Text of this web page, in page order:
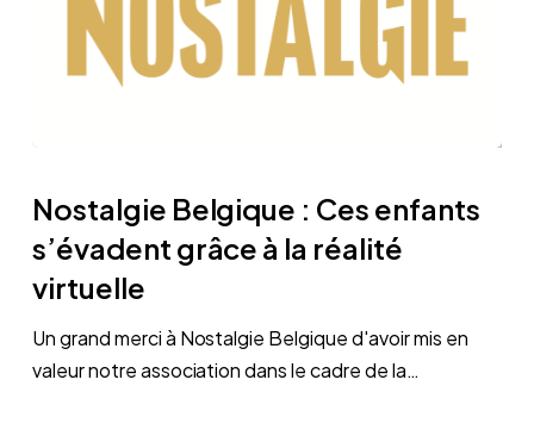
Belgique
:
Ces
enfants
grâce
Nostalgie Belgique : Ces enfants
s’évadent grâce à la réalité
virtuelle
Un grand merci à Nostalgie Belgique d'avoir mis en
valeur notre association dans le cadre de la…